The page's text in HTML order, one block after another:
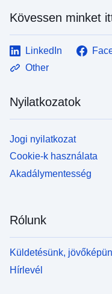
Kövessen minket
LinkedIn
Other
Nyilatkozatok
Jogi nyilatkozat
Cookie-k használata
Akadálymentesség
Rólunk
Küldetésünk,
Hírlevél